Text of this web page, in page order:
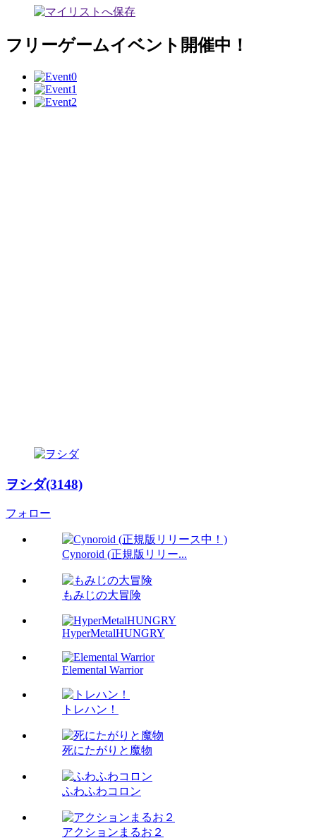
フリーゲームイベント開催中！
ヲシダ(3148)
フォロー
Cynoroid (正規版リリー...
もみじの大冒険
HyperMetalHUNGRY
Elemental Warrior
トレハン！
死にたがりと魔物
ふわふわコロン
アクションまるお２